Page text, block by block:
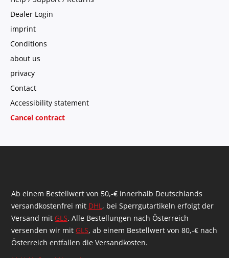
Dealer Login
imprint
Conditions
about us
privacy
Contact
Accessibility statement
Cancel contract
Ab einem Bestellwert von 50,-€ innerhalb Deutschlands
versandkostenfrei mit DHL, bei Sperrgutartikeln erfolgt der
Versand mit GLS. Alle Bestellungen nach Österreich
versenden wir mit GLS, ab einem Bestellwert von 80,-€ nach
Österreich entfallen die Versandkosten.